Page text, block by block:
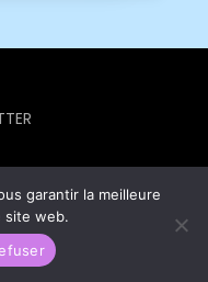
Focus Blog by
Creativ
garantir la meilleure
site web.